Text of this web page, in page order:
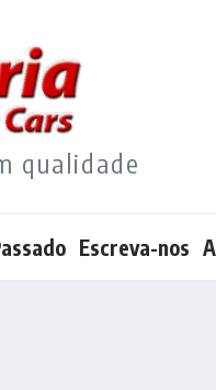
qualidade
Escreva-nos